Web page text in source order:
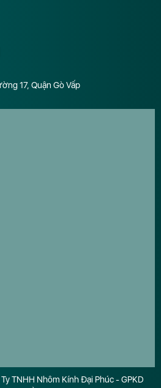
17, Quận Gò Vấp
TNHH Nhôm Kính Đại Phúc - GPKD